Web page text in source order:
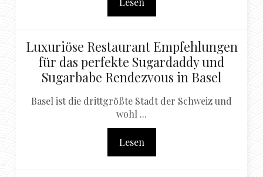
Luxuriöse Restaurant Empfehlungen
für das perfekte Sugardaddy und
Sugarbabe Rendezvous in Basel
Basel ist die drittgrößte Stadt der Schweiz und
wohl ...
Lesen